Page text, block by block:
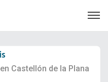
en Castellón de la Plana